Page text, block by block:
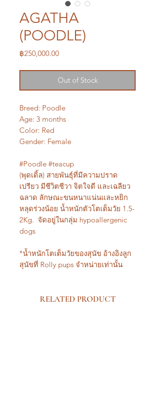
AGATHA
(POODLE)
฿250,000.00Price
Out of Stock
Breed: Poodle
Age: 3 months
Color: Red
Gender: Female
#Poodle #teacup
(พุดเดิ้ล) สายพันธุ์ที่มีความปราด
เปรียว มีชีวิตชีวา จิตใจดี และเฉลียว
ฉลาด ลักษณะขนหนาแน่นและหยิก
หลุดร่วงน้อย น้ำหนักตัวโตเต็มวัย 1.5-
2Kg. จัดอยู่ในกลุ่ม hypoallergenic
dogs
*น้ำหนักโตเต็มวัยของสุนัข อ้างอิงลูก
สุนัขที่ Rolly pups จำหน่ายเท่านั้น
RELATED PRODUCT